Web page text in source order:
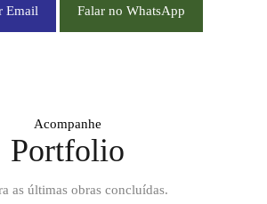
Email Falar no WhatsApp
Acompanhe
Portfolio
as últimas obras concluídas.